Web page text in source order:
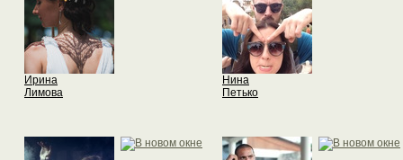
Ирина
Лимова
Нина
Петько